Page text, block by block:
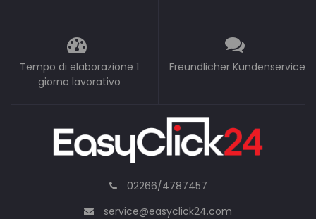
Tempo di elaborazione 1
giorno lavorativo
Freundlicher Kundenservice
02266/4787457
service@easyclick24.com